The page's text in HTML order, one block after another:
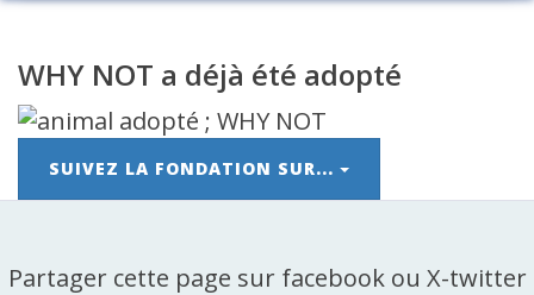
WHY NOT a déjà été adopté
SUIVEZ LA FONDATION SUR...
Partager cette page sur facebook ou X-twitter